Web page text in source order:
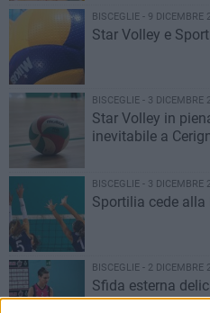
BISCEGLIE - 9 DICEMBRE
Star Volley e
BISCEGLIE - 3 DICEMBRE
Star Volley in
inevitabile a
BISCEGLIE - 3 DICEMBRE
Sportilia cede alla
BISCEGLIE - 2 DICEMBRE
Sfida esterna
Cerignola. Il